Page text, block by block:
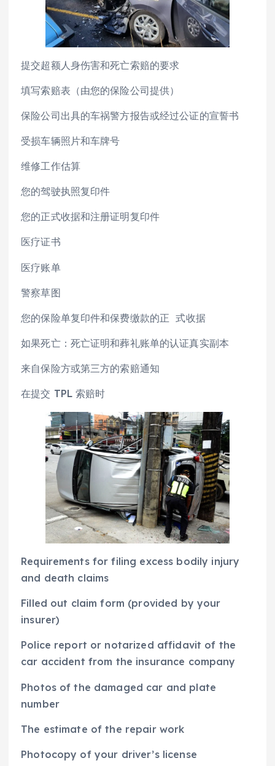
提交超额人身伤害和死亡索赔的要求
填写索赔表（由您的保险公司提供）
保险公司出具的车祸警方报告或经过公证的宣誓书
受损车辆照片和车牌号
维修工作估算
您的驾驶执照复印件
您的正式收据和注册证明复印件
医疗证书
医疗账单
警察草图
您的保险单复印件和保费缴款的正 式收据
如果死亡：死亡证明和葬礼账单的认证真实副本
来自保险方或第三方的索赔通知
在提交 TPL 索赔时
Requirements for filing excess bodily injury
and death claims
Filled out claim form (provided by your
insurer)
Police report or notarized affidavit of the
car accident from the insurance company
Photos of the damaged car and plate
number
The estimate of the repair work
Photocopy of your driver’s license